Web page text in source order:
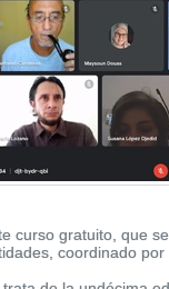
curso gratuito, que
coordinado